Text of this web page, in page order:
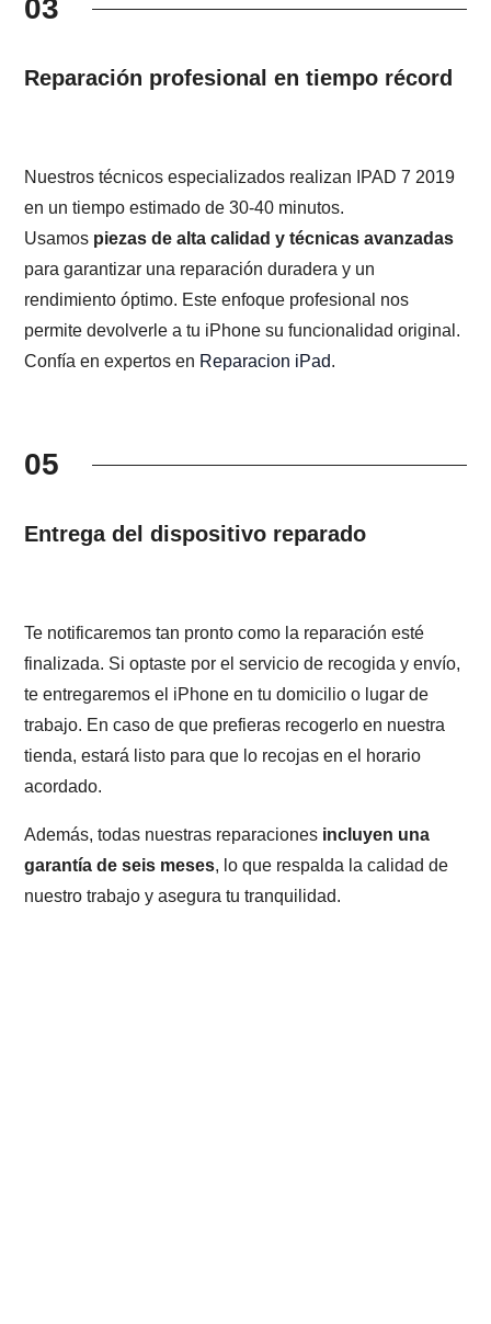
03
Reparación profesional en tiempo récord
Nuestros técnicos especializados realizan IPAD 7 2019
en un tiempo estimado de 30-40 minutos.
Usamos piezas de alta calidad y técnicas avanzadas
para garantizar una reparación duradera y un
rendimiento óptimo. Este enfoque profesional nos
permite devolverle a tu iPhone su funcionalidad original.
Confía en expertos en Reparacion iPad.
05
Entrega del dispositivo reparado
Te notificaremos tan pronto como la reparación esté
finalizada. Si optaste por el servicio de recogida y envío,
te entregaremos el iPhone en tu domicilio o lugar de
trabajo. En caso de que prefieras recogerlo en nuestra
tienda, estará listo para que lo recojas en el horario
acordado.
Además, todas nuestras reparaciones incluyen una
garantía de seis meses, lo que respalda la calidad de
nuestro trabajo y asegura tu tranquilidad.